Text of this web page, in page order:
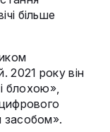
більше
2021 року він
блохою»,
засобом».